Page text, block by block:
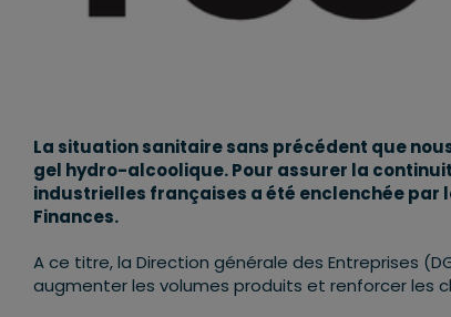
La situation sanitaire sans précédent que
gel hydro-alcoolique. Pour assurer la
industrielles françaises a été enclenchée par
Finances.
A ce titre, la Direction générale des Entreprises
augmenter les volumes produits et renforcer les